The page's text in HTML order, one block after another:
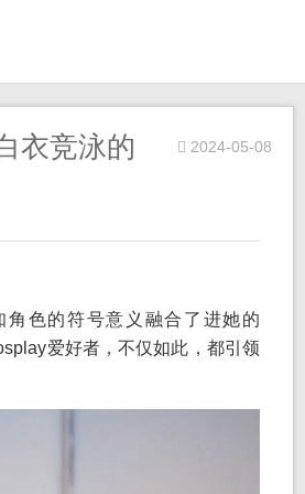
衣竞泳的
2024-05-08
色的符号意义融合了进她的
爱好者，不仅如此，都引领